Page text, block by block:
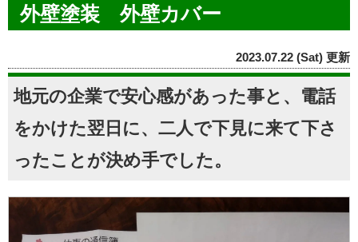
外壁塗装 外壁カバー
2023.07.22 (Sat) 更新
地元の企業で安心感があった事と、電話
をかけた翌日に、二人で下見に来て下さ
ったことが決め手でした。